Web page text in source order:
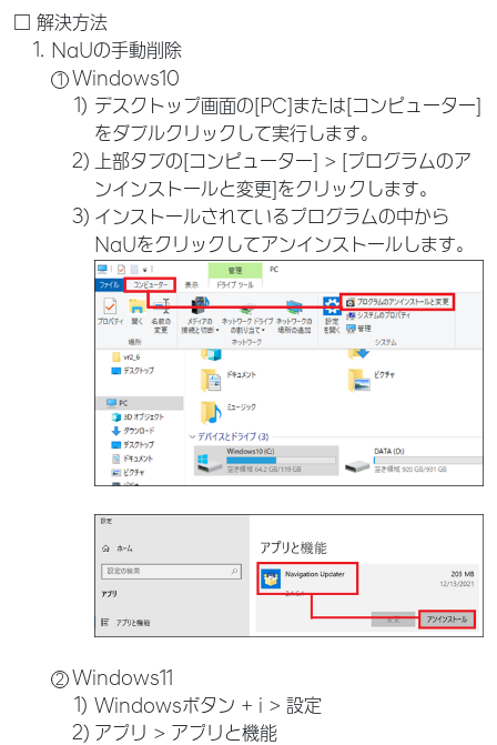
□ 解決方法
NaUの手動削除
Windows10
デスクトップ画面の[PC]または[コンピューター]
をダブルクリックして実行します。
上部タブの[コンピューター] > [プログラムのア
ンインストールと変更]をクリックします。
インストールされているプログラムの中から
NaUをクリックしてアンインストールします。
Windows11
Windowsボタン + i > 設定
アプリ > アプリと機能